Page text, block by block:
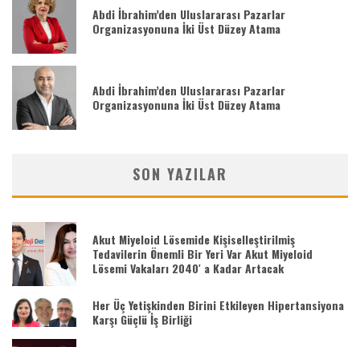
Abdi İbrahim’den Uluslararası Pazarlar
Organizasyonuna İki Üst Düzey Atama
Abdi İbrahim’den Uluslararası Pazarlar
Organizasyonuna İki Üst Düzey Atama
SON YAZILAR
Akut Miyeloid Lösemide Kişiselleştirilmiş
Tedavilerin Önemli Bir Yeri Var Akut Miyeloid
Lösemi Vakaları 2040′ a Kadar Artacak
Her Üç Yetişkinden Birini Etkileyen Hipertansiyona
Karşı Güçlü İş Birliği